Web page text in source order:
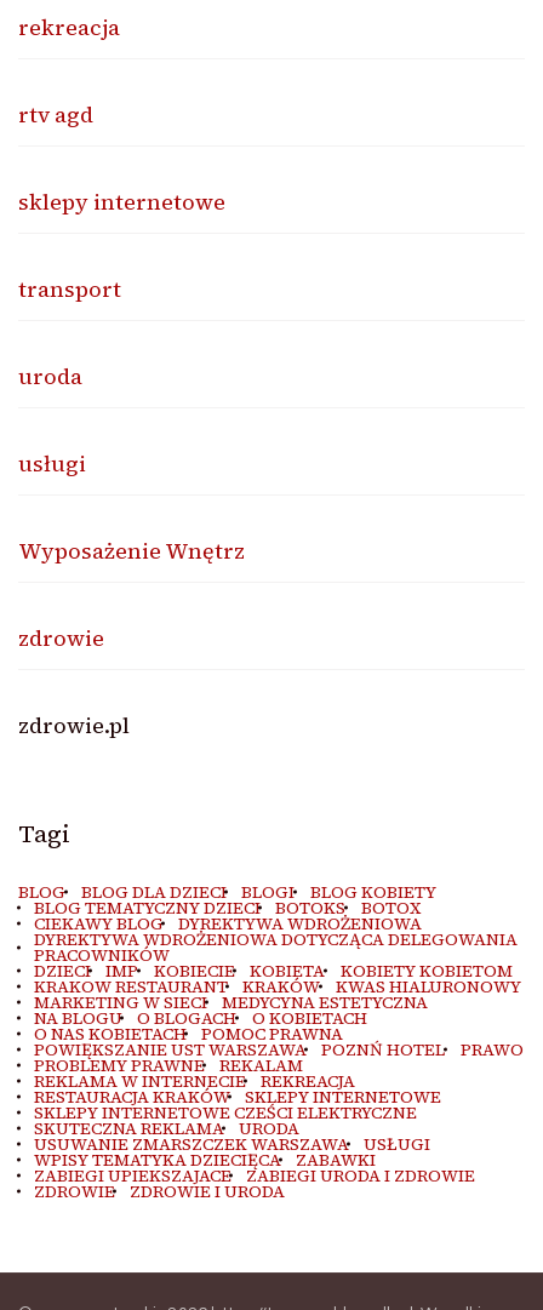
rekreacja
rtv agd
sklepy internetowe
transport
uroda
usługi
Wyposażenie Wnętrz
zdrowie
zdrowie.pl
Tagi
BLOG BLOG DLA DZIECI BLOGI BLOG KOBIETY
BLOG TEMATYCZNY DZIECI BOTOKS BOTOX
CIEKAWY BLOG DYREKTYWA WDROŻENIOWA
DYREKTYWA WDROŻENIOWA DOTYCZĄCA DELEGOWANIA
PRACOWNIKÓW
DZIECI IMP KOBIECIE KOBIETA KOBIETY KOBIETOM
KRAKOW RESTAURANT KRAKÓW KWAS HIALURONOWY
MARKETING W SIECI MEDYCYNA ESTETYCZNA
NA BLOGU O BLOGACH O KOBIETACH
O NAS KOBIETACH POMOC PRAWNA
POWIĘKSZANIE UST WARSZAWA POZNŃ HOTEL PRAWO
PROBLEMY PRAWNE REKALAM
REKLAMA W INTERNECIE REKREACJA
RESTAURACJA KRAKÓW SKLEPY INTERNETOWE
SKLEPY INTERNETOWE CZEŚCI ELEKTRYCZNE
SKUTECZNA REKLAMA URODA
USUWANIE ZMARSZCZEK WARSZAWA USŁUGI
WPISY TEMATYKA DZIECIĘCA ZABAWKI
ZABIEGI UPIEKSZAJACE ZABIEGI URODA I ZDROWIE
ZDROWIE ZDROWIE I URODA